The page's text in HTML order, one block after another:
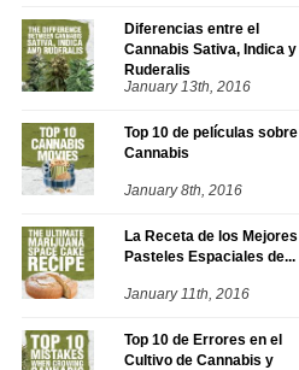
Diferencias entre el
Cannabis Sativa, Indica y
Ruderalis
January 13th, 2016
Top 10 de películas sobre
Cannabis
January 8th, 2016
La Receta de los Mejores
Pasteles Espaciales de...
January 11th, 2016
Top 10 de Errores en el
Cultivo de Cannabis y